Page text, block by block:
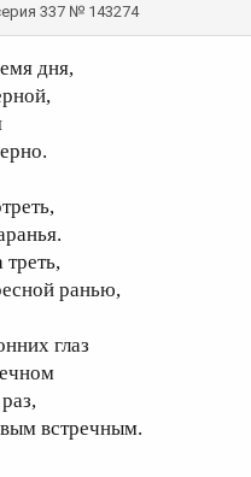
337 № 143274
дня,
ранью,
глаз
встречным.